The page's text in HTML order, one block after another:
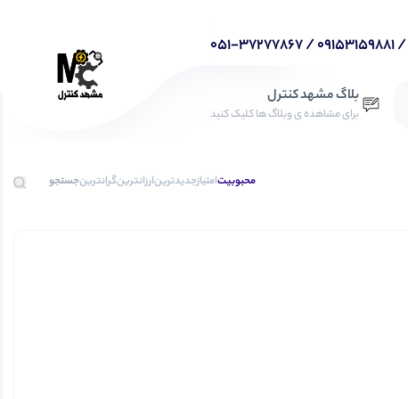
بلاگ مشهد کنترل
برای مشاهده ی وبلاگ ها کلیک کنید
محبوبیتامتیازجدیدترینارزانترینگرانترین